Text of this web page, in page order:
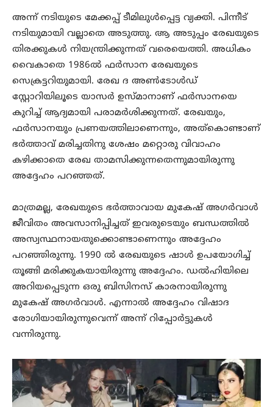
അന്ന് നടിയുടെ മേക്കപ്പ് ടീമിലുൾപ്പെട്ട വ്യക്തി. പിന്നീട്
നടിയുമായി വല്ലാതെ അടുത്തു. ആ അടുപ്പം രേഖയുടെ
തിരക്കുകൾ നിയന്ത്രിക്കുന്നത് വരെയെത്തി. അധികം
വൈകാതെ 1986ൽ ഫർസാന രേഖയുടെ
സെക്രട്ടറിയുമായി. രേഖ ദ അൺടോൾഡ്
സ്റ്റോറിയിലൂടെ യാസർ ഉസ്മാനാണ് ഫർസാനയെ
കുറിച്ച് ആദ്യമായി പരാമർശിക്കുന്നത്. രേഖയും,
ഫർസാനയും പ്രണയത്തിലാണെന്നും, അത്‌കൊണ്ടാണ്
ഭർത്താവ് മരിച്ചതിനു ശേഷം മറ്റൊരു വിവാഹം
കഴിക്കാതെ രേഖ താമസിക്കുന്നതെന്നുമായിരുന്നു
അദ്ദേഹം പറഞ്ഞത്.
മാത്രമല്ല, രേഖയുടെ ഭർത്താവായ മുകേഷ് അഗർവാൾ
ജീവിതം അവസാനിപ്പിച്ചത് ഇവരുടെയും ബന്ധത്തിൽ
അസ്വസ്ഥനായതുക്കൊണ്ടാണെന്നും അദ്ദേഹം
പറഞ്ഞിരുന്നു. 1990 ൽ രേഖയുടെ ഷാൾ ഉപയോഗിച്ച്
തൂങ്ങി മരിക്കുകയായിരുന്നു അദ്ദേഹം. ഡൽഹിയിലെ
അറിയപ്പെടുന്ന ഒരു ബിസിനസ് കാരനായിരുന്നു
മുകേഷ് അഗർവാൾ. എന്നാൽ അദ്ദേഹം വിഷാദ
രോഗിയായിരുന്നുവെന്ന് അന്ന് റിപ്പോർട്ടുകൾ
വന്നിരുന്നു.